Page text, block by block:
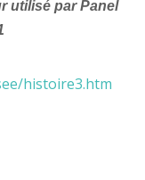
utilisé par Panel
histoire3.htm